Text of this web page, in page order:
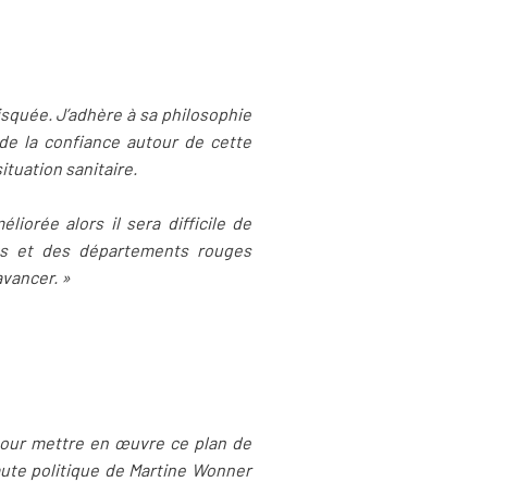
J’adhère à sa philosophie
la confiance autour de cette
sanitaire.
alors il sera difficile de
et des départements rouges
»
mettre en œuvre ce plan de
politique de Martine Wonner